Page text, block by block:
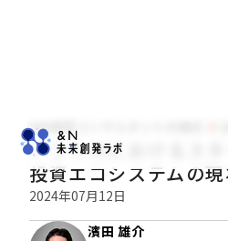
NRI経営コンサルタントの視点
アフリカにおけるスタ
投資エコシステムの
2024年07月12日
濱田 雄介